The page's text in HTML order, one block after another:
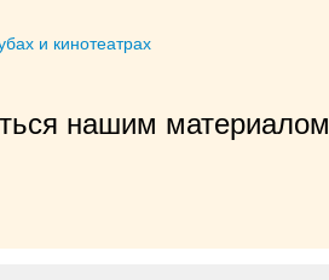
и кинотеатрах
нашим материалом
приятно!